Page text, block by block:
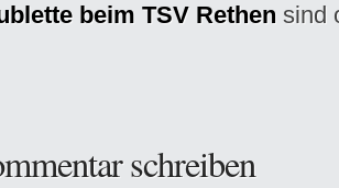
beim TSV Rethen sind
schreiben